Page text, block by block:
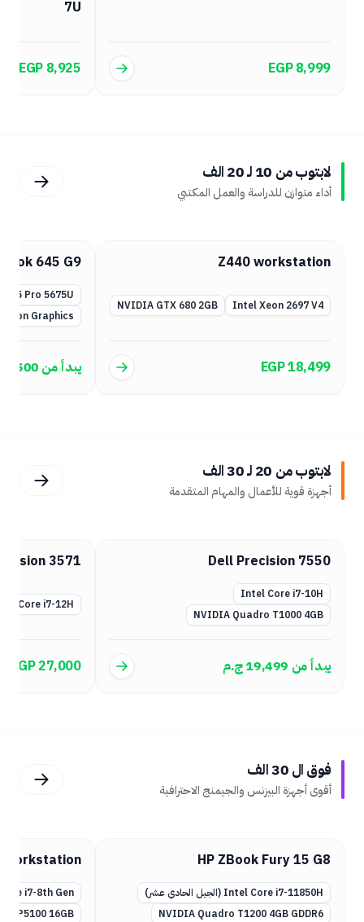
EGP 8,925
EGP 6,299
لابتوب من 10 لـ 20 الف
أداء متوازن للدراسة والعمل المكتبي
HP Elitebook 645 G9
AMD Ryzen 5 Pro 5675U
AMD Radeon Graphics مدمج
يبدأ من9,500
5520
Core i5-11th
EGP 15,999
لابتوب من 20 لـ 30 الف
أجهزة قوية للأعمال والمهام المتقدمة
Dell Precision 3571
Intel Core i7-12H
Nvidia Quadro 4GB
EGP 27,000
7540
Intel Core i7
EGP 22,999
فوق ال 30 الف
أقوى أجهزة البيزنس والجيمنج الاحترافية
HP ZBook 17 G5 Workstation
Intel Core i7-8th Gen
NVIDIA Quadro P5100 16GB
Slim Pro 9
Gen H-Series
RTX 4050 6GB